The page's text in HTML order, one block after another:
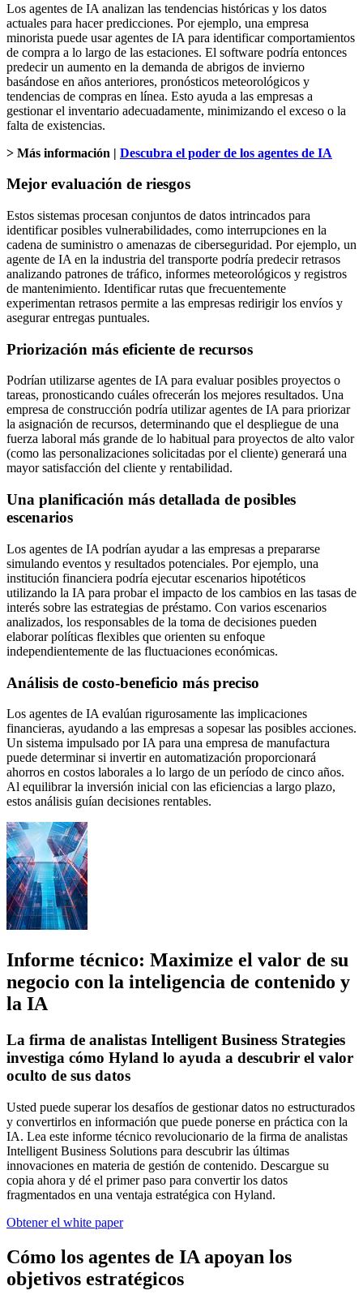
Los agentes de IA analizan las tendencias históricas y los datos
actuales para hacer predicciones. Por ejemplo, una empresa
minorista puede usar agentes de IA para identificar comportamientos
de compra a lo largo de las estaciones. El software podría entonces
predecir un aumento en la demanda de abrigos de invierno
basándose en años anteriores, pronósticos meteorológicos y
tendencias de compras en línea. Esto ayuda a las empresas a
gestionar el inventario adecuadamente, minimizando el exceso o la
falta de existencias.
> Más información | Descubra el poder de los agentes de IA
Mejor evaluación de riesgos
Estos sistemas procesan conjuntos de datos intrincados para
identificar posibles vulnerabilidades, como interrupciones en la
cadena de suministro o amenazas de ciberseguridad. Por ejemplo, un
agente de IA en la industria del transporte podría predecir retrasos
analizando patrones de tráfico, informes meteorológicos y registros
de mantenimiento. Identificar rutas que frecuentemente
experimentan retrasos permite a las empresas redirigir los envíos y
asegurar entregas puntuales.
Priorización más eficiente de recursos
Podrían utilizarse agentes de IA para evaluar posibles proyectos o
tareas, pronosticando cuáles ofrecerán los mejores resultados. Una
empresa de construcción podría utilizar agentes de IA para priorizar
la asignación de recursos, determinando que el despliegue de una
fuerza laboral más grande de lo habitual para proyectos de alto valor
(como las personalizaciones solicitadas por el cliente) generará una
mayor satisfacción del cliente y rentabilidad.
Una planificación más detallada de posibles
escenarios
Los agentes de IA podrían ayudar a las empresas a prepararse
simulando eventos y resultados potenciales. Por ejemplo, una
institución financiera podría ejecutar escenarios hipotéticos
utilizando la IA para probar el impacto de los cambios en las tasas de
interés sobre las estrategias de préstamo. Con varios escenarios
analizados, los responsables de la toma de decisiones pueden
elaborar políticas flexibles que orienten su enfoque
independientemente de las fluctuaciones económicas.
Análisis de costo-beneficio más preciso
Los agentes de IA evalúan rigurosamente las implicaciones
financieras, ayudando a las empresas a sopesar las posibles acciones.
Un sistema impulsado por IA para una empresa de manufactura
puede determinar si invertir en automatización proporcionará
ahorros en costos laborales a lo largo de un período de cinco años.
Al equilibrar la inversión inicial con las eficiencias a largo plazo,
estos análisis guían decisiones rentables.
Informe técnico: Maximize el valor de su
negocio con la inteligencia de contenido y
la IA
La firma de analistas Intelligent Business Strategies
investiga cómo Hyland lo ayuda a descubrir el valor
oculto de sus datos
Usted puede superar los desafíos de gestionar datos no estructurados
y convertirlos en información que puede ponerse en práctica con la
IA. Lea este informe técnico revolucionario de la firma de analistas
Intelligent Business Solutions para descubrir las últimas
innovaciones en materia de gestión de contenido. Descargue su
copia ahora y dé el primer paso para convertir los datos
fragmentados en una ventaja estratégica con Hyland.
Obtener el white paper
Cómo los agentes de IA apoyan los
objetivos estratégicos